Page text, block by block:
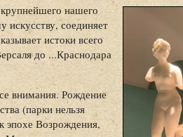
нашего
искусству, соединяет
истоки всего
до ...Краснодара
внимания. Рождение
(парки нельзя
эпохе Возрождения,